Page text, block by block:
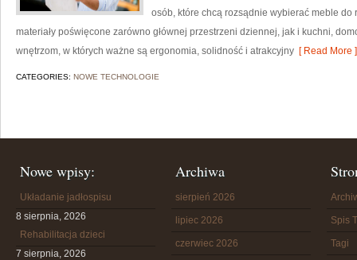
osób, które chcą rozsądnie wybierać meble do
materiały poświęcone zarówno głównej przestrzeni dziennej, jak i kuchni,
wnętrzom, w których ważne są ergonomia, solidność i atrakcyjny [ Read More ]
CATEGORIES: NOWE TECHNOLOGIE
Nowe wpisy:
Układanie jadłospisu
8 sierpnia, 2026
Rehabilitacja dzieci
7 sierpnia, 2026
Archiwa
sierpień 2026
lipiec 2026
czerwiec 2026
Spis
Tagi